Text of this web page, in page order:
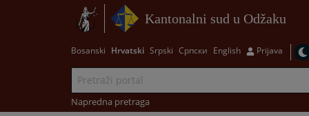
Kantonalni sud u Odžaku
Bosanski Hrvatski Srpski Српски English Prijava
Napredna pretraga